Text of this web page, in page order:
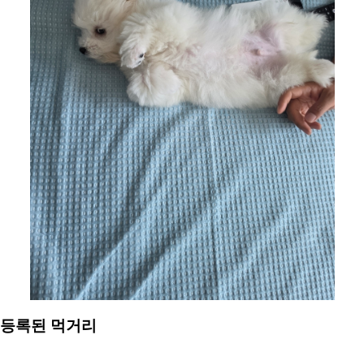
등록된 먹거리